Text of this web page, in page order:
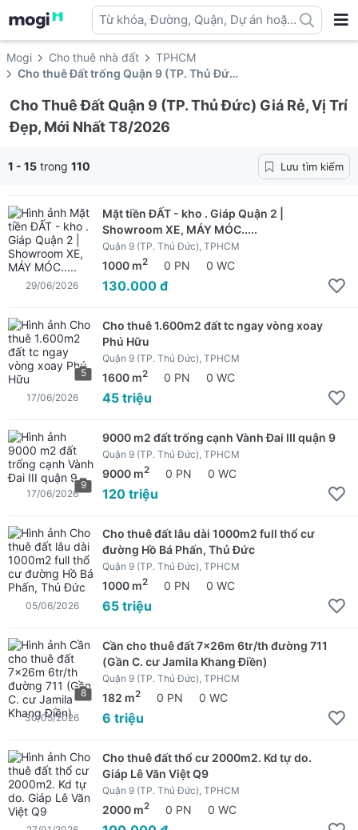
Từ khóa, Đường, Quận, Dự án hoặc
địa danh ...
Mogi Cho thuê nhà đất
TPHCM
Cho thuê Đất trống Quận 9 (TP. Thủ Đức)
Cho Thuê Đất Quận 9 (TP. Thủ Đức) Giá Rẻ, Vị Trí
Đẹp, Mới Nhất T8/2026
1 - 15 trong 110 Lưu tìm kiếm
Mặt tiền ĐẤT - kho . Giáp Quận 2 |
Showroom XE, MÁY MÓC.....
Quận 9 (TP. Thủ Đức), TPHCM
1000 m2 0 PN 0 WC
130.000 đ
29/06/2026
5
Cho thuê 1.600m2 đất tc ngay vòng xoay
Phú Hữu
Quận 9 (TP. Thủ Đức), TPHCM
1600 m2 0 PN 0 WC
45 triệu
17/06/2026
9
9000 m2 đất trống cạnh Vành Đai III quận 9
Quận 9 (TP. Thủ Đức), TPHCM
9000 m2 0 PN 0 WC
120 triệu
17/06/2026
Cho thuê đất lâu dài 1000m2 full thổ cư
đường Hồ Bá Phấn, Thủ Đức
Quận 9 (TP. Thủ Đức), TPHCM
1000 m2 0 PN 0 WC
65 triệu
05/06/2026
8
Cần cho thuê đất 7x26m 6tr/th đường 711
(Gần C. cư Jamila Khang Điền)
Quận 9 (TP. Thủ Đức), TPHCM
182 m2 0 PN 0 WC
6 triệu
30/05/2026
Cho thuê đất thổ cư 2000m2. Kd tự do.
Giáp Lê Văn Việt Q9
Quận 9 (TP. Thủ Đức), TPHCM
2000 m2 0 PN 0 WC